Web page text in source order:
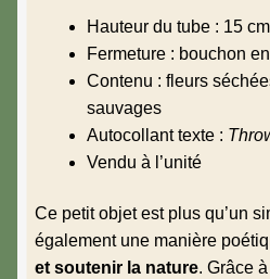
Hauteur du tube : 15 cm
Fermeture : bouchon
Contenu : fleurs
sauvages
Autocollant texte :
Vendu à l’unité
Ce petit objet est plus qu’un
également une manière
et soutenir la nature. Grâce